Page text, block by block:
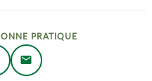
PRATIQUE